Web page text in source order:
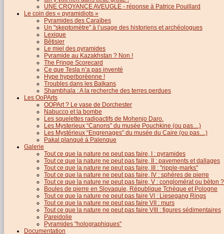
UNE CROYANCE AVEUGLE - réponse à Patrice Pouillard
Le coin des « pyramidiots »
Pyramides des Caraïbes
Un "skeptomètre" à l’usage des historiens et archéologues
Lexique
Bêtisier
Le miel des pyramides
Pyramide au Kazakhstan ? Non !
The Fringe Scorecard
Ce que Tesla n’a pas inventé
Hype hyperboréenne !
Troubles dans les Balkans
Shambhala : A la recherche des terres perdues
Les OoPArts
OOPArt ? Le vase de Dorchester
Nabucco et la bombe
Les squelettes radioactifs de Mohenjo Daro.
Les Mysterieux “Canons” du musée Pouchkine (ou pas....)
Les Mystérieux “Engrenages” du musée du Caire (ou pas....)
Pakal planqué à Palenque
Galerie
Tout ce que la nature ne peut pas faire, I : pyramides
Tout ce que la nature ne peut pas faire, II : pavements et dallages
Tout ce que la nature ne peut pas faire, III : "ripple-marks"
Tout ce que la nature ne peut pas faire, IV : sphères de pierre
Tout ce que la nature ne peut pas faire, V : conglomérat ou béton ?
Boules de pierre en Slovaquie, République Tchèque et Pologne
Tout ce que la nature ne peut pas faire VI : Liesegang Rings
Tout ce que la nature ne peut pas faire VII : murs
Tout ce que la nature ne peut pas faire VIII : figures sédimentaires
Pareidolie
Pyramides "holographiques"
Documentation